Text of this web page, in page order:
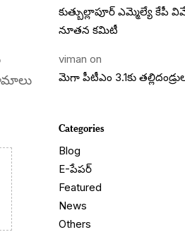
కుత్బుల్లాపూర్ ఎమ్మెల్యే కేపీ
నూతన కమిటీ
viman on
మెగా పీటీఎం 3.1కు
Categories
Blog
E-పేపర్
Featured
News
Others